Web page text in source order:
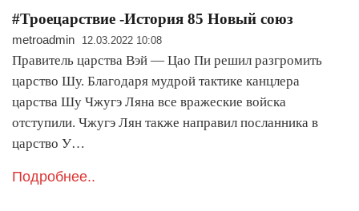
#Троецарствие -История 85 Новый союз
metroadmin 12.03.2022 10:08
Правитель царства Вэй — Цао Пи решил разгромить
царство Шу. Благодаря мудрой тактике канцлера
царства Шу Чжугэ Ляна все вражеские войска
отступили. Чжугэ Лян также направил посланника в
царство У…
Подробнее..